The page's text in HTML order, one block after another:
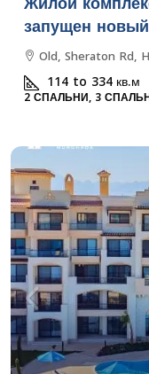
запущен
Old, Sheraton Rd,
114 to 334кв.м
2 СПАЛЬНИ, 3